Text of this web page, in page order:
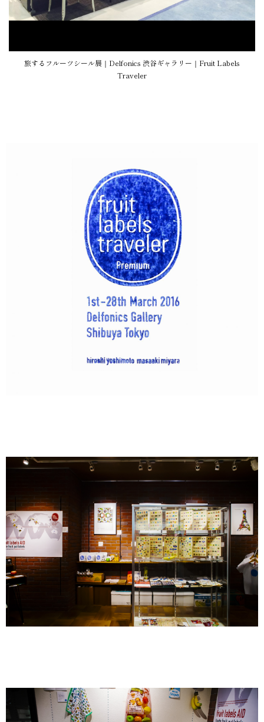
旅するフルーツシール展｜Delfonics 渋谷ギャラリー｜Fruit Labels
Traveler